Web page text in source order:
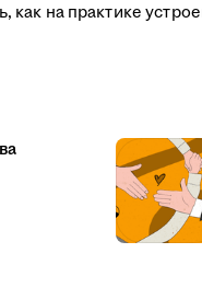
как на практике